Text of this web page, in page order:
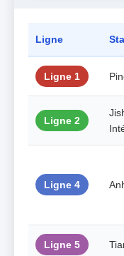
Ligne
Ligne 1
Ligne 2
Ligne 4
Ligne 5